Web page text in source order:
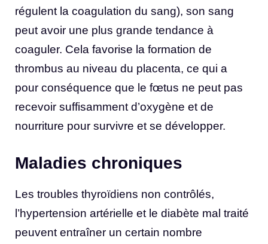
régulent la coagulation du sang), son sang
peut avoir une plus grande tendance à
coaguler. Cela favorise la formation de
thrombus au niveau du placenta, ce qui a
pour conséquence que le fœtus ne peut pas
recevoir suffisamment d’oxygène et de
nourriture pour survivre et se développer.
Maladies chroniques
Les troubles thyroïdiens non contrôlés,
l’hypertension artérielle et le diabète mal traité
peuvent entraîner un certain nombre